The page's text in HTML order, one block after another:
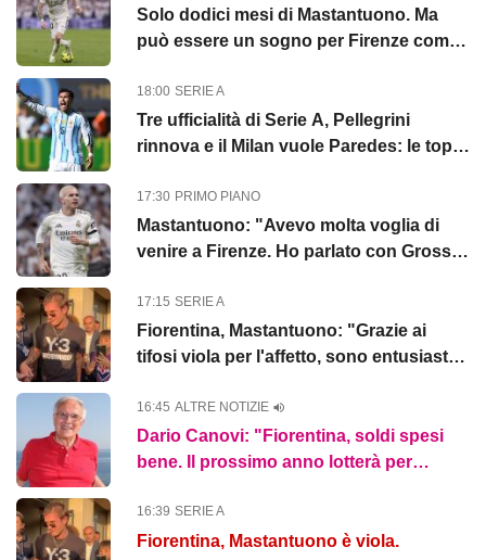
Solo dodici mesi di Mastantuono. Ma
può essere un sogno per Firenze come
18:00 SERIE A
Tre ufficialità di Serie A, Pellegrini
rinnova e il Milan vuole Paredes: le top
17:30 PRIMO PIANO
Mastantuono: "Avevo molta voglia di
venire a Firenze. Ho parlato con Grosso,
17:15 SERIE A
Fiorentina, Mastantuono: "Grazie ai
tifosi viola per l'affetto, sono entusiasta
16:45 ALTRE NOTIZIE
Dario Canovi: "Fiorentina, soldi spesi
bene. Il prossimo anno lotterà per
16:39 SERIE A
Fiorentina, Mastantuono è viola.